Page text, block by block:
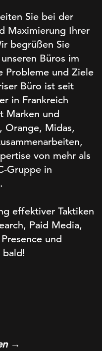
→
Sie bei der
Maximierung Ihrer
begrüßen Sie
Büros im
Probleme und Ziele
Büro ist seit
in Frankreich
Marken und
Orange, Midas,
von mehr als
Gruppe in
effektiver Taktiken
Paid Media,
und
bald!